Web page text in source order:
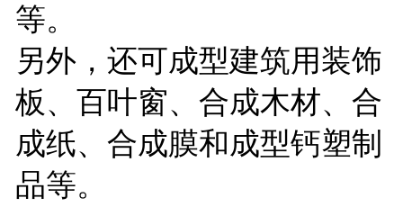
等。
另外，还可成型建筑用装饰
板、百叶窗、合成木材、合
成纸、合成膜和成型钙塑制
品等。